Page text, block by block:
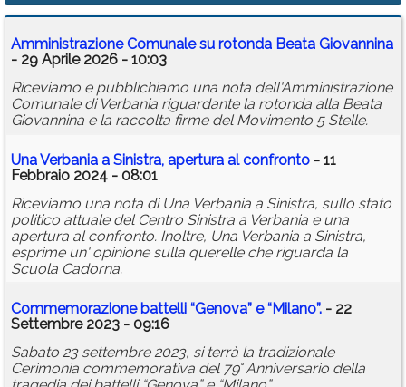
Calendario
Annunci
Amministrazione Comunale su rotonda Beata Giovannina
- 29 Aprile 2026 - 10:03
Riceviamo e pubblichiamo una nota dell'Amministrazione
Comunale di Verbania riguardante la rotonda alla Beata
Giovannina e la raccolta firme del Movimento 5 Stelle.
Una Verbania a Sinistra, apertura al confronto - 11
Febbraio 2024 - 08:01
Riceviamo una nota di Una Verbania a Sinistra, sullo stato
politico attuale del Centro Sinistra a Verbania e una
apertura al confronto. Inoltre, Una Verbania a Sinistra,
esprime un' opinione sulla querelle che riguarda la
Scuola Cadorna.
Commemorazione battelli “Genova” e “Milano”. - 22
Settembre 2023 - 09:16
Sabato 23 settembre 2023, si terrà la tradizionale
Cerimonia commemorativa del 79° Anniversario della